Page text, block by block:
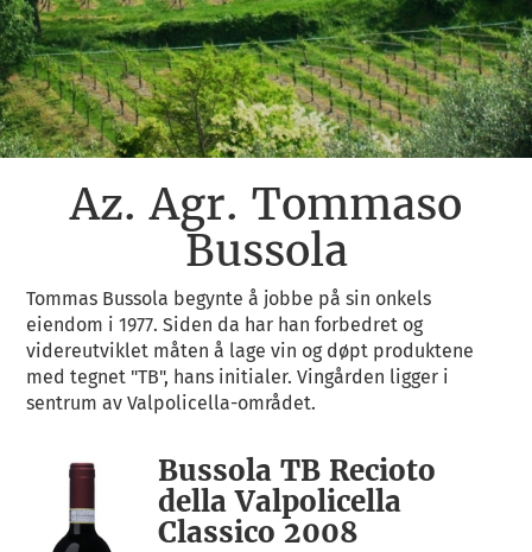
Az. Agr. Tommaso
Bussola
Tommas Bussola begynte å jobbe på sin onkels
eiendom i 1977. Siden da har han forbedret og
videreutviklet måten å lage vin og døpt produktene
med tegnet "TB", hans initialer. Vingården ligger i
sentrum av Valpolicella-området.
Bussola TB Recioto
della Valpolicella
Classico 2008